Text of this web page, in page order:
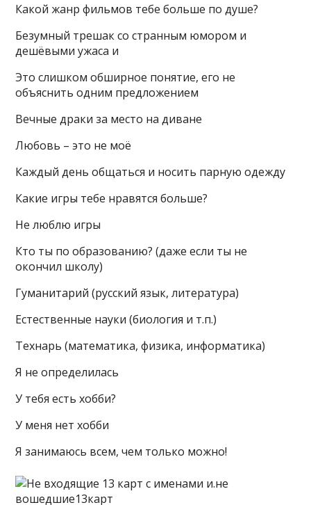
Какой жанр фильмов тебе больше по душе?
Безумный трешак со странным юмором и
дешёвыми ужаса и
Это слишком обширное понятие, его не
объяснить одним предложением
Вечные драки за место на диване
Любовь – это не моё
Каждый день общаться и носить парную одежду
Какие игры тебе нравятся больше?
Не люблю игры
Кто ты по образованию? (даже если ты не
окончил школу)
Гуманитарий (русский язык, литература)
Естественные науки (биология и т.п.)
Технарь (математика, физика, информатика)
Я не определилась
У тебя есть хобби?
У меня нет хобби
Я занимаюсь всем, чем только можно!